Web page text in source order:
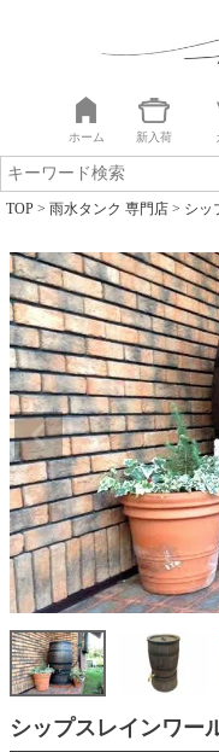
ホーム 新入荷
TOP 雨水タンク 専門店 シッ
シップスレインワー